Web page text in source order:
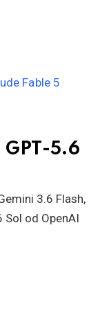
5.6
3.6 Flash,
Sol od OpenAI